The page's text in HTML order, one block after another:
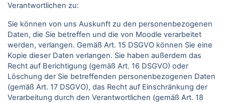
Verantwortlichen zu:
Sie können von uns Auskunft zu den personenbezogenen
Daten, die Sie betreffen und die von Moodle verarbeitet
werden, verlangen. Gemäß Art. 15 DSGVO können Sie eine
Kopie dieser Daten verlangen. Sie haben außerdem das
Recht auf Berichtigung (gemäß Art. 16 DSGVO) oder
Löschung der Sie betreffenden personenbezogenen Daten
(gemäß Art. 17 DSGVO), das Recht auf Einschränkung der
Verarbeitung durch den Verantwortlichen (gemäß Art. 18